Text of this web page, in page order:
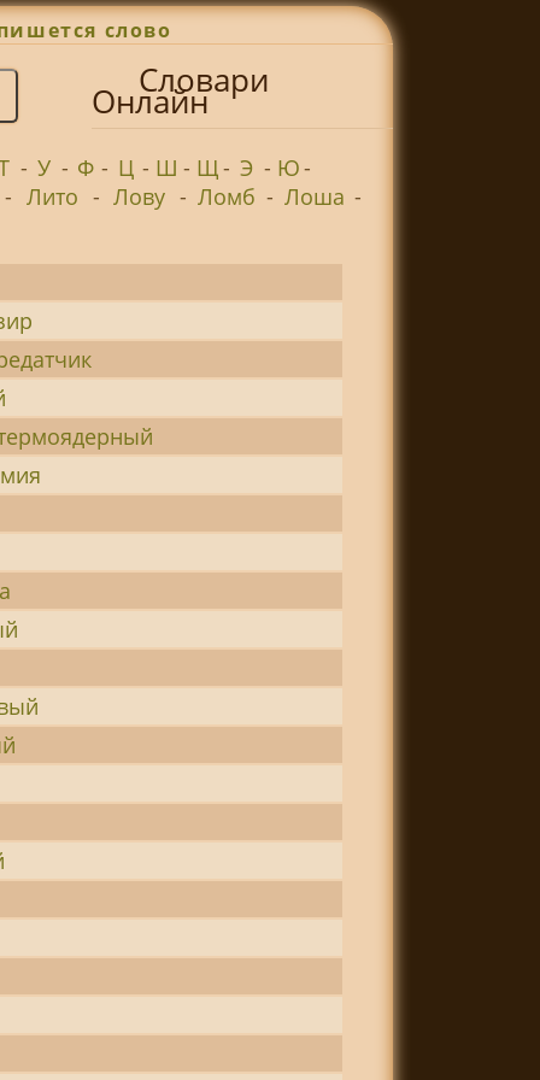
слово
Словари
Онлайн
- У - Ф - Ц - Ш - Щ- Э - Ю-
- Лито - Лову - Ломб - Лоша -